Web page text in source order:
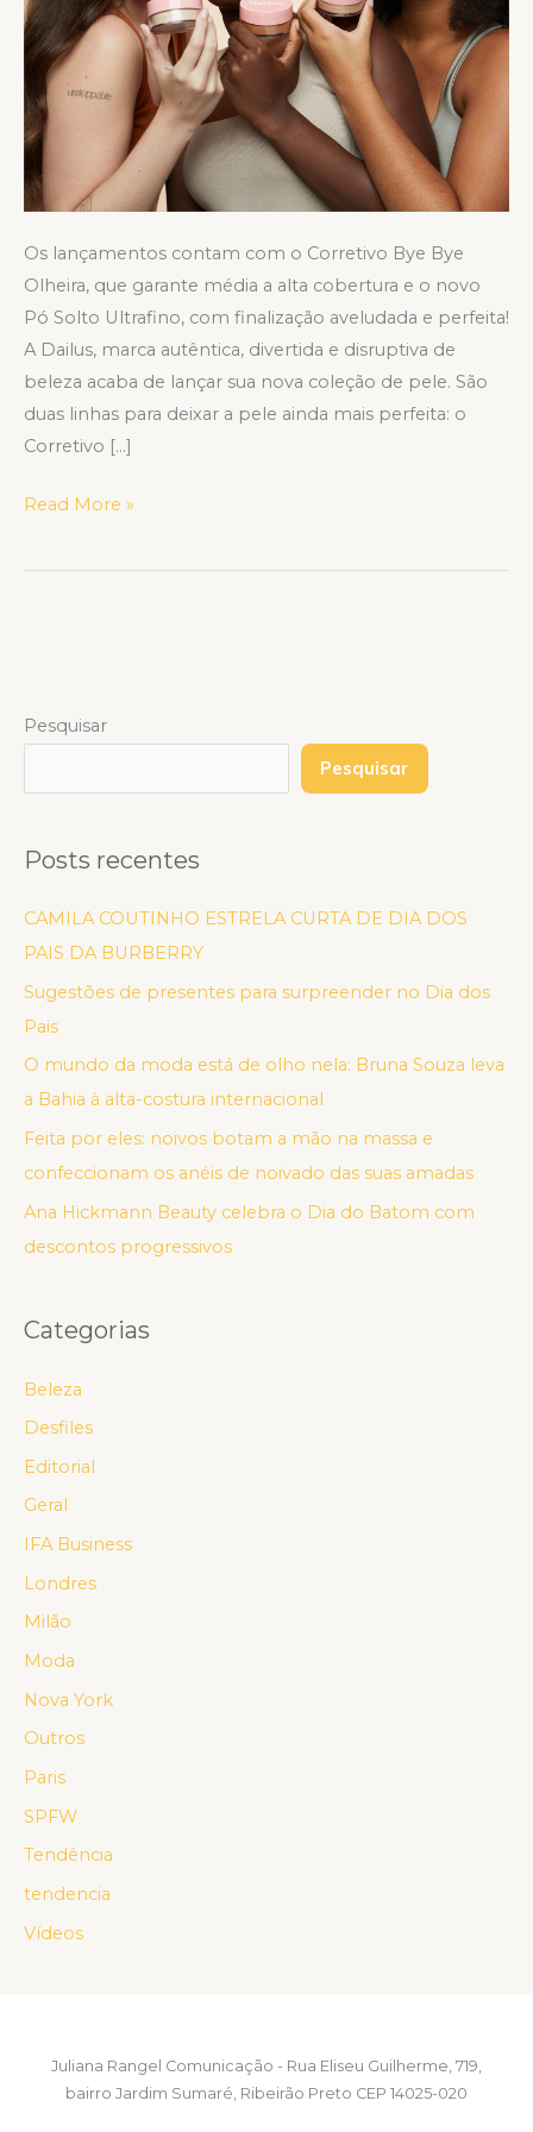
Os lançamentos contam com o Corretivo Bye Bye
Olheira, que garante média a alta cobertura e o novo
Pó Solto Ultrafino, com finalização aveludada e perfeita!
A Dailus, marca autêntica, divertida e disruptiva de
beleza acaba de lançar sua nova coleção de pele. São
duas linhas para deixar a pele ainda mais perfeita: o
Corretivo […]
Read More »
Pesquisar
Pesquisar
Posts recentes
CAMILA COUTINHO ESTRELA CURTA DE DIA DOS
PAIS DA BURBERRY
Sugestões de presentes para surpreender no Dia dos
Pais
O mundo da moda está de olho nela: Bruna Souza leva
a Bahia à alta-costura internacional
Feita por eles: noivos botam a mão na massa e
confeccionam os anéis de noivado das suas amadas
Ana Hickmann Beauty celebra o Dia do Batom com
descontos progressivos
Categorias
Beleza
Desfiles
Editorial
Geral
IFA Business
Londres
Milão
Moda
Nova York
Outros
Paris
SPFW
Tendência
tendencia
Vídeos
Juliana Rangel Comunicação - Rua Eliseu Guilherme, 719,
bairro Jardim Sumaré, Ribeirão Preto CEP 14025-020